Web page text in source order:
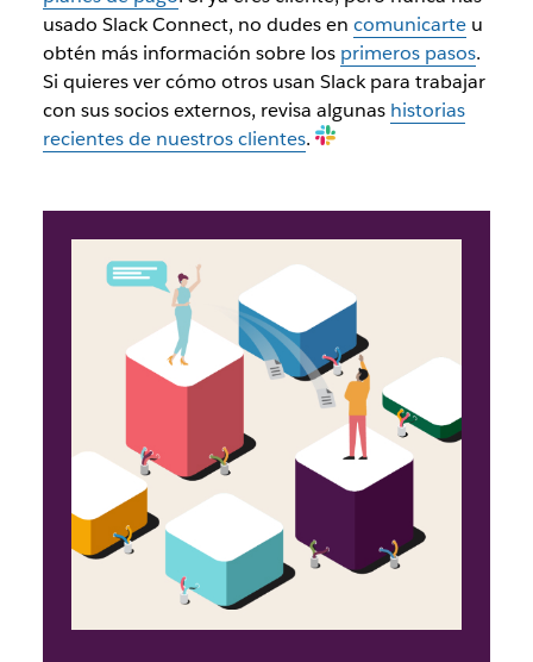
usado Slack Connect, no dudes en comunicarteu
obtén más información sobre los primeros pasos.
Si quieres ver cómo otros usan Slack para trabajar
con sus socios externos, revisa algunas historias
recientes de nuestros clientes.